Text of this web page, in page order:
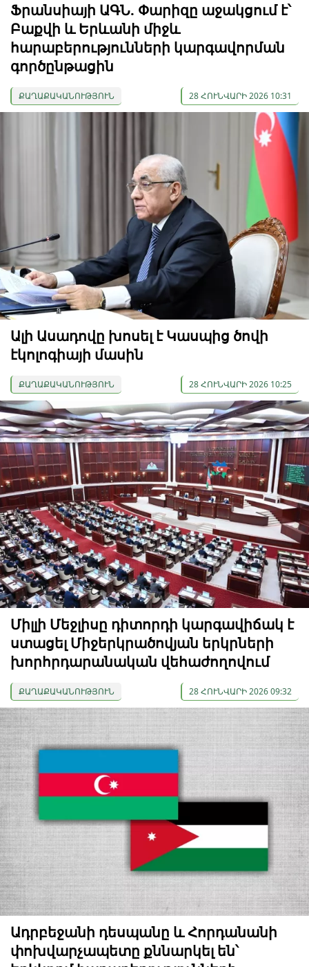
Ֆրանսիայի ԱԳՆ. Փարիզը աջակցում է՝
Բաքվի և Երևանի միջև
հարաբերությունների կարգավորման
գործընթացին
ՔԱՂԱՔԱԿԱՆՈՒԹՅՈՒՆ 28 ՀՈՒՆՎԱՐԻ 2026 10:31
Ալի Ասադովը խոսել է Կասպից ծովի
էկոլոգիայի մասին
ՔԱՂԱՔԱԿԱՆՈՒԹՅՈՒՆ 28 ՀՈՒՆՎԱՐԻ 2026 10:25
Միլլի Մեջլիսը դիտորդի կարգավիճակ է
ստացել Միջերկրածովյան երկրների
խորհրդարանական վեհաժողովում
ՔԱՂԱՔԱԿԱՆՈՒԹՅՈՒՆ 28 ՀՈՒՆՎԱՐԻ 2026 09:32
Ադրբեջանի դեսպանը և Հորդանանի
փոխվարչապետը քննարկել են՝